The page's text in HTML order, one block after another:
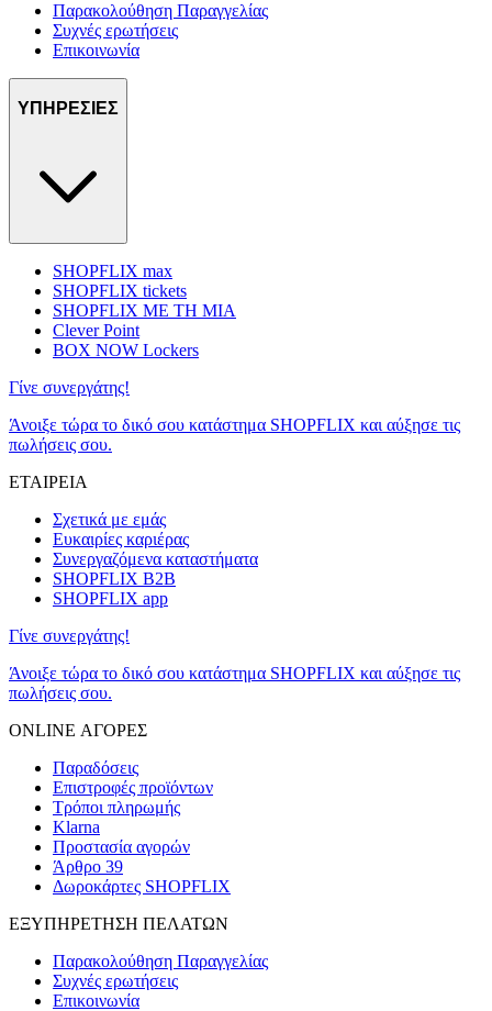
Παρακολούθηση Παραγγελίας
Συχνές ερωτήσεις
Επικοινωνία
ΥΠΗΡΕΣΙΕΣ
SHOPFLIX max
SHOPFLIX tickets
SHOPFLIX ΜΕ ΤΗ ΜΙΑ
Clever Point
BOX NOW Lockers
Γίνε συνεργάτης!
Άνοιξε τώρα το δικό σου κατάστημα SHOPFLIX και αύξησε τις
πωλήσεις σου.
ΕΤΑΙΡΕΙΑ
Σχετικά με εμάς
Ευκαιρίες καριέρας
Συνεργαζόμενα καταστήματα
SHOPFLIX B2B
SHOPFLIX app
Γίνε συνεργάτης!
Άνοιξε τώρα το δικό σου κατάστημα SHOPFLIX και αύξησε τις
πωλήσεις σου.
ONLINE ΑΓΟΡΕΣ
Παραδόσεις
Επιστροφές προϊόντων
Τρόποι πληρωμής
Klarna
Προστασία αγορών
Άρθρο 39
Δωροκάρτες SHOPFLIX
ΕΞΥΠΗΡΕΤΗΣΗ ΠΕΛΑΤΩΝ
Παρακολούθηση Παραγγελίας
Συχνές ερωτήσεις
Επικοινωνία